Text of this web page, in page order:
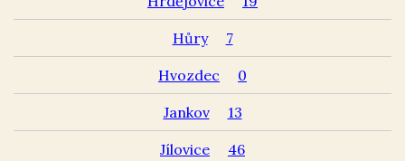
Hůry 7
Hvozdec 0
Jankov 13
Jílovice 46